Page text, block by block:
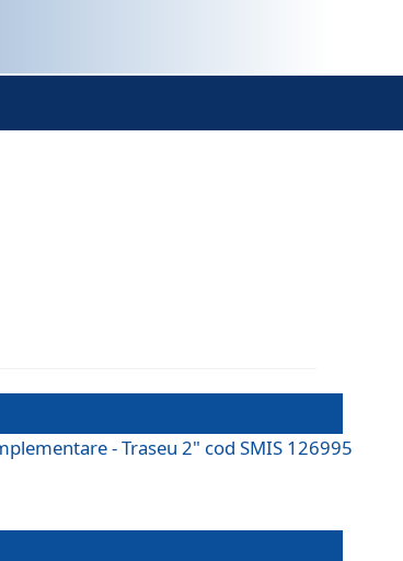
- Traseu 2" cod SMIS 126995